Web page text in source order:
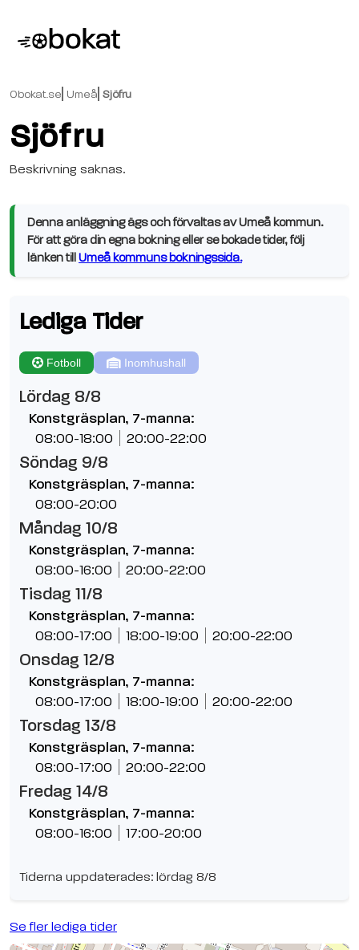
Obokat.se Umeå Sjöfru
Sjöfru
Beskrivning saknas.
Denna anläggning ägs och förvaltas av Umeå kommun.
För att göra din egna bokning eller se bokade tider, följ
länken till Umeå kommuns bokningssida.
Lediga Tider
Fotboll Inomhushall
Lördag 8/8
Konstgräsplan, 7-manna:
08:00-18:00 20:00-22:00
Söndag 9/8
Konstgräsplan, 7-manna:
08:00-20:00
Måndag 10/8
Konstgräsplan, 7-manna:
08:00-16:00 20:00-22:00
Tisdag 11/8
Konstgräsplan, 7-manna:
08:00-17:00 18:00-19:00 20:00-22:00
Onsdag 12/8
Konstgräsplan, 7-manna:
08:00-17:00 18:00-19:00 20:00-22:00
Torsdag 13/8
Konstgräsplan, 7-manna:
08:00-17:00 20:00-22:00
Fredag 14/8
Konstgräsplan, 7-manna:
08:00-16:00 17:00-20:00
Tiderna uppdaterades: lördag 8/8
Se fler lediga tider